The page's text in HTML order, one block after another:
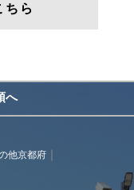
ちら
へ
他京都府